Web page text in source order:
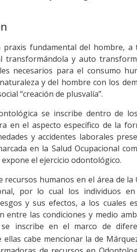
praxis fundamental del hombre,
transformándola y auto
necesarios para el consumo
y del hombre con los
“creación de plusvalía”.
se inscribe dentro de
en el aspecto específico de la
y accidentes laborales
en la Salud Ocupacional
el ejercicio odontológico.
recursos humanos en el área de
por lo cual los individuos
y sus efectos, a los cuales
entre las condiciones y medio
inscribe en el marco de
cabe mencionar la de